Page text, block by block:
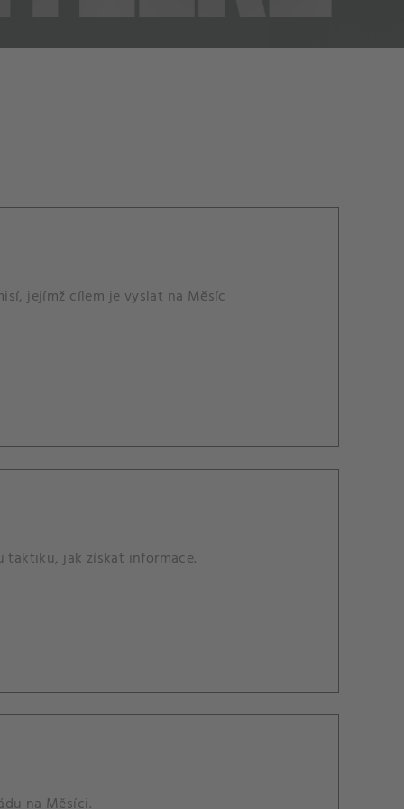
jejímž cílem je vyslat na Měsíc
taktiku, jak získat informace.